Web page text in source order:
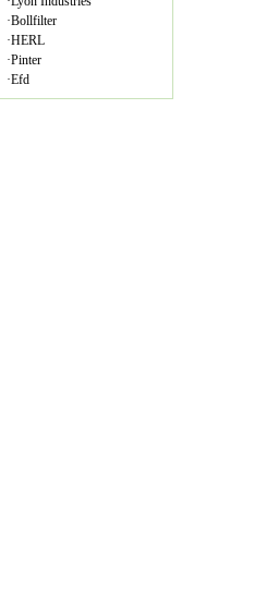
·Bollfilter
·HERL
·Pinter
·Efd